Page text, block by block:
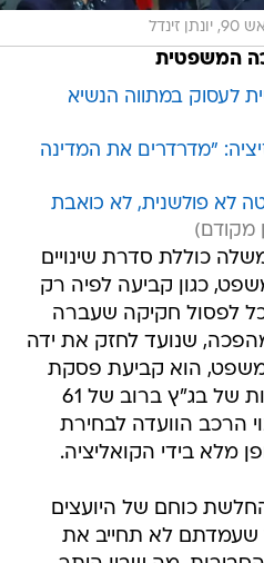
זינדל
המשפטית
לעסוק במתווה הנשיא
"מדרדרים את המדינה
לא פולשנית, לא כואבת
כוללת סדרת שינויים
כגון קביעה לפיה רק
לפסול חקיקה שעברה
שנועד לחזק את ידה
הוא קביעת פסקת
התגברות שתבטל החלטות של בג"ץ ברוב של 61
הרכב הוועדה לבחירת
מלא בידי הקואליציה.
כוחם של היועצים
לא תחייב את